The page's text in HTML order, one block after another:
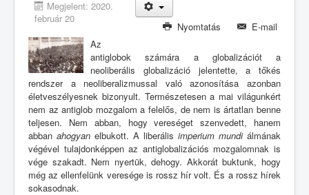
Nyomtatás E-mail
Megjelent: 2020.
február 20
Az
antiglobok számára a globalizációt a
neoliberális globalizáció jelentette, a tőkés
rendszer a neoliberalizmussal való azonosítása azonban
életveszélyesnek bizonyult. Természetesen a mai világunkért
nem az antiglob mozgalom a felelős, de nem is ártatlan benne
teljesen. Nem abban, hogy vereséget szenvedett, hanem
abban ahogyan elbukott. A liberális imperium mundiálmának
végével tulajdonképpen az antiglobalizációs mozgalomnak is
vége szakadt. Nem nyertük, dehogy. Akkorát buktunk, hogy
még az ellenfelünk veresége is rossz hír volt. És a rossz hírek
sokasodnak.